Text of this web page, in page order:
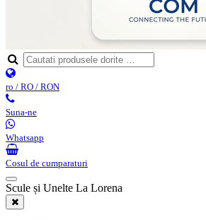
ro / RO / RON
Suna-ne
Whatsapp
Cosul de cumparaturi
Scule și Unelte La Lorena